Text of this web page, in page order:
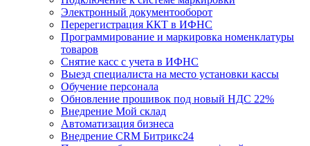
Электронный документооборот
Перерегистрация ККТ в ИФНС
Программирование и маркировка номенклатуры
товаров
Снятие касс с учета в ИФНС
Выезд специалиста на место установки кассы
Обучение персонала
Обновление прошивок под новый НДС 22%
Внедрение Мой склад
Автоматизация бизнеса
Внедрение CRM Битрикс24